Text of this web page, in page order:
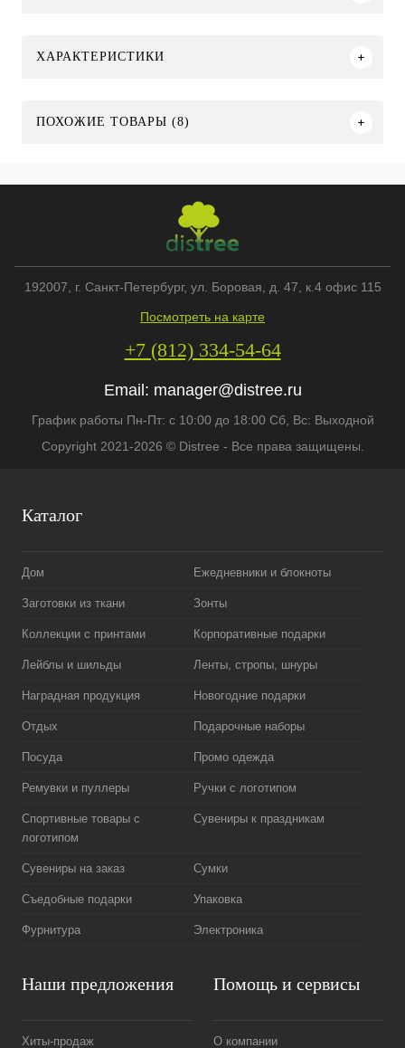
ХАРАКТЕРИСТИКИ
ПОХОЖИЕ ТОВАРЫ (8)
Каталог
Дом Ежедневники и блокноты
Заготовки из ткани Зонты
Коллекции с принтами Корпоративные подарки
Лейблы и шильды Ленты, стропы, шнуры
Наградная продукция Новогодние подарки
Отдых Подарочные наборы
Посуда Промо одежда
Ремувки и пуллеры Ручки с логотипом
Спортивные товары с
логотипом
Сувениры к праздникам
Сувениры на заказ Сумки
Съедобные подарки Упаковка
Фурнитура Электроника
Наши предложения
Хиты-продаж
Помощь и сервисы
О компании
192007 , г. Санкт-Петербург, ул. Боровая, д. 47, к.4 офис 115
Посмотреть на карте
+7 (812) 334-54-64
Email: manager@distree.ru
График работы Пн-Пт: с 10:00 до 18:00 Сб, Вс: Выходной
Copyright 2021-2026 © Distree - Все права защищены.